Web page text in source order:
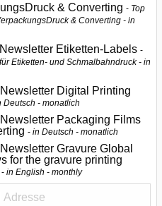
& Converting Top
& Converting - in
Etiketten-Labels
Etiketten- und Schmalbahndruck - in
Digital Printing
Deutsch - monatlich
Packaging Films
in Deutsch - monatlich
Gravure Global
for the gravure printing
in English - monthly